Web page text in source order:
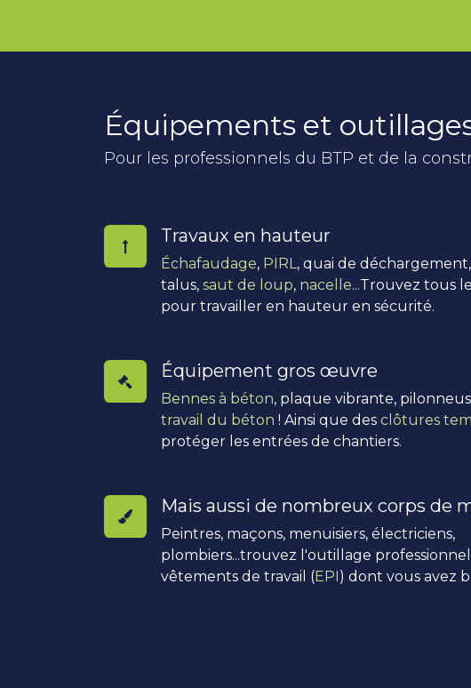
Équipements et
Pour les professionnels du BTP et de la
Travaux en hauteur
Échafaudage, PIRL, quai de
talus, saut de loup, nacelle...Trouvez tous
pour travailler en hauteur en sécurité.
Équipement gros œuvre
Bennes à béton, plaque vibrante,
travail du béton ! Ainsi que des clôtures
protéger les entrées de chantiers.
Mais aussi de nombreux corps de
Peintres, maçons, menuisiers, électriciens,
plombiers...trouvez l'outillage
vêtements de travail (EPI) dont vous avez